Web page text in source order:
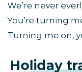
We’re never
You’re turning
Turning me on,
Holiday